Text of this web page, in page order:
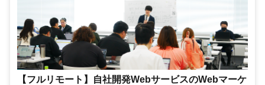
【フルリモート】自社開発WebサービスのWebマーケ